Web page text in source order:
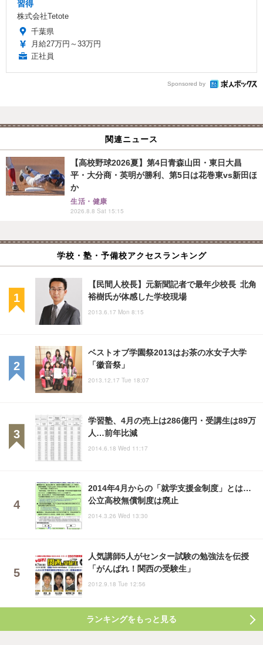
習得
株式会社Tetote
千葉県
月給27万円～33万円
正社員
Sponsored by
関連ニュース
【高校野球2026夏】第4日青森山田・東日大昌
平・大分商・英明が勝利、第5日は花巻東vs新田ほ
か
生活・健康
2026.8.8 Sat 15:15
学校・塾・予備校アクセスランキング
【民間人校長】元新聞記者で最年少校長 北角
裕樹氏が体感した学校現場
2013.6.17 Mon 8:15
ベストオブ学園祭2013はお茶の水女子大学
「徽音祭」
2013.12.17 Tue 18:07
学習塾、4月の売上は286億円・受講生は89万
人…前年比減
2014.6.18 Wed 11:17
2014年4月からの「就学支援金制度」とは…
公立高校無償制度は廃止
2014.3.26 Wed 13:30
人気講師5人がセンター試験の勉強法を伝授
「がんばれ！関西の受験生」
2012.9.18 Tue 12:56
ランキングをもっと見る